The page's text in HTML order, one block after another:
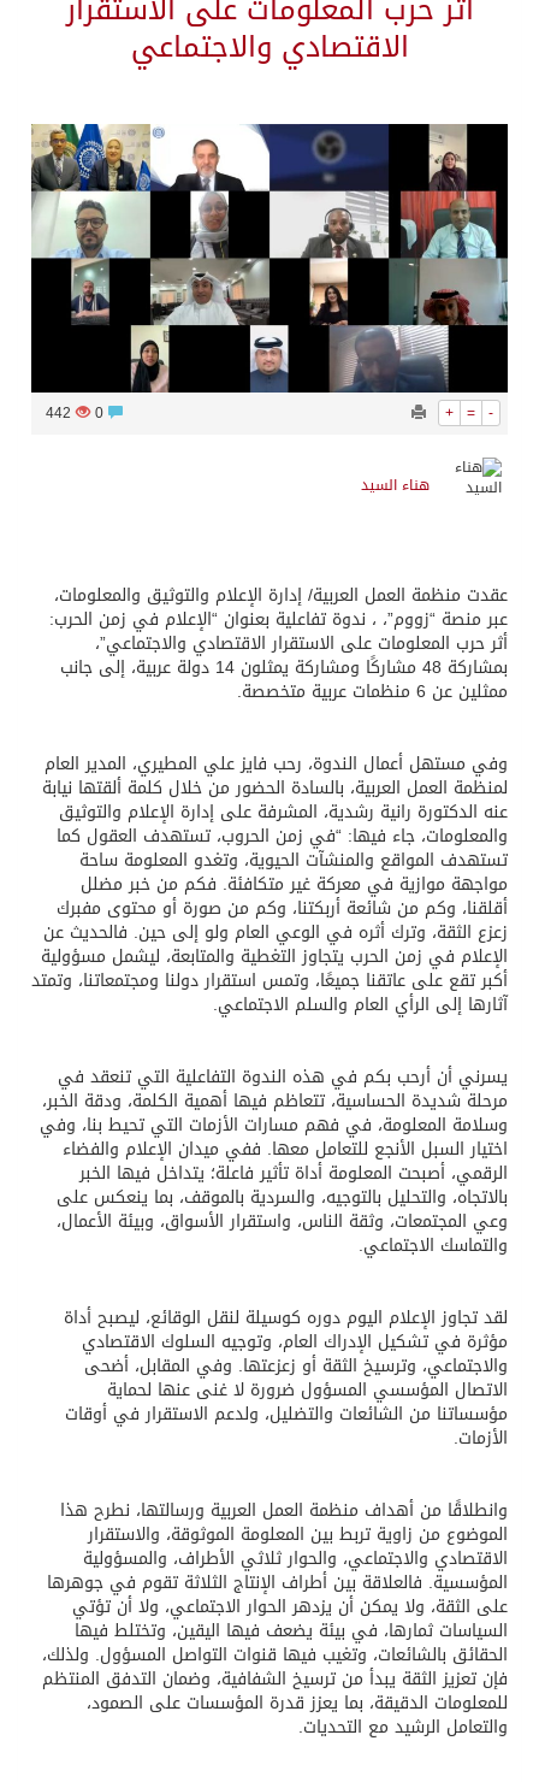
الاقتصادي والاجتماعي
+ = -
442
هناء السيد
عقدت منظمة العمل العربية/ إدارة الإعلام والتوثيق والمعلومات،
عبر منصة “زووم”، ، ندوة تفاعلية بعنوان “الإعلام في زمن الحرب:
أثر حرب المعلومات على الاستقرار الاقتصادي والاجتماعي”،
بمشاركة 48 مشاركًا ومشاركة يمثلون 14 دولة عربية، إلى جانب
ممثلين عن 6 منظمات عربية متخصصة.
وفي مستهل أعمال الندوة، رحب فايز علي المطيري، المدير العام
لمنظمة العمل العربية، بالسادة الحضور من خلال كلمة ألقتها نيابة
عنه الدكتورة رانية رشدية، المشرفة على إدارة الإعلام والتوثيق
والمعلومات، جاء فيها: “في زمن الحروب، تستهدف العقول كما
تستهدف المواقع والمنشآت الحيوية، وتغدو المعلومة ساحة
مواجهة موازية في معركة غير متكافئة. فكم من خبر مضلل
أقلقنا، وكم من شائعة أربكتنا، وكم من صورة أو محتوى مفبرك
زعزع الثقة، وترك أثره في الوعي العام ولو إلى حين. فالحديث عن
الإعلام في زمن الحرب يتجاوز التغطية والمتابعة، ليشمل مسؤولية
أكبر تقع على عاتقنا جميعًا، وتمس استقرار دولنا ومجتمعاتنا، وتمتد
آثارها إلى الرأي العام والسلم الاجتماعي.
يسرني أن أرحب بكم في هذه الندوة التفاعلية التي تنعقد في
مرحلة شديدة الحساسية، تتعاظم فيها أهمية الكلمة، ودقة الخبر،
وسلامة المعلومة، في فهم مسارات الأزمات التي تحيط بنا، وفي
اختيار السبل الأنجع للتعامل معها. ففي ميدان الإعلام والفضاء
الرقمي، أصبحت المعلومة أداة تأثير فاعلة؛ يتداخل فيها الخبر
بالاتجاه، والتحليل بالتوجيه، والسردية بالموقف، بما ينعكس على
وعي المجتمعات، وثقة الناس، واستقرار الأسواق، وبيئة الأعمال،
والتماسك الاجتماعي.
لقد تجاوز الإعلام اليوم دوره كوسيلة لنقل الوقائع، ليصبح أداة
مؤثرة في تشكيل الإدراك العام، وتوجيه السلوك الاقتصادي
والاجتماعي، وترسيخ الثقة أو زعزعتها. وفي المقابل، أضحى
الاتصال المؤسسي المسؤول ضرورة لا غنى عنها لحماية
مؤسساتنا من الشائعات والتضليل، ولدعم الاستقرار في أوقات
الأزمات.
وانطلاقًا من أهداف منظمة العمل العربية ورسالتها، نطرح هذا
الموضوع من زاوية تربط بين المعلومة الموثوقة، والاستقرار
الاقتصادي والاجتماعي، والحوار ثلاثي الأطراف، والمسؤولية
المؤسسية. فالعلاقة بين أطراف الإنتاج الثلاثة تقوم في جوهرها
على الثقة، ولا يمكن أن يزدهر الحوار الاجتماعي، ولا أن تؤتي
السياسات ثمارها، في بيئة يضعف فيها اليقين، وتختلط فيها
الحقائق بالشائعات، وتغيب فيها قنوات التواصل المسؤول. ولذلك،
فإن تعزيز الثقة يبدأ من ترسيخ الشفافية، وضمان التدفق المنتظم
للمعلومات الدقيقة، بما يعزز قدرة المؤسسات على الصمود،
والتعامل الرشيد مع التحديات.